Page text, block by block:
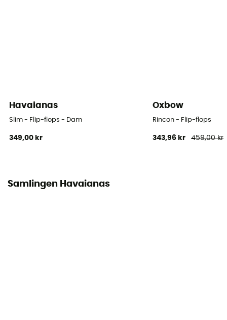
Havaianas
Slim - Flip-flops - Dam
349,00 kr
Oxbow
Rincon - Flip-flops
343,96 kr 459,00 kr
Samlingen Havaianas